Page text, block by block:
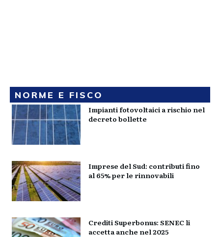
NORME E FISCO
Impianti fotovoltaici a rischio nel
decreto bollette
Imprese del Sud: contributi fino
al 65% per le rinnovabili
Crediti Superbonus: SENEC li
accetta anche nel 2025